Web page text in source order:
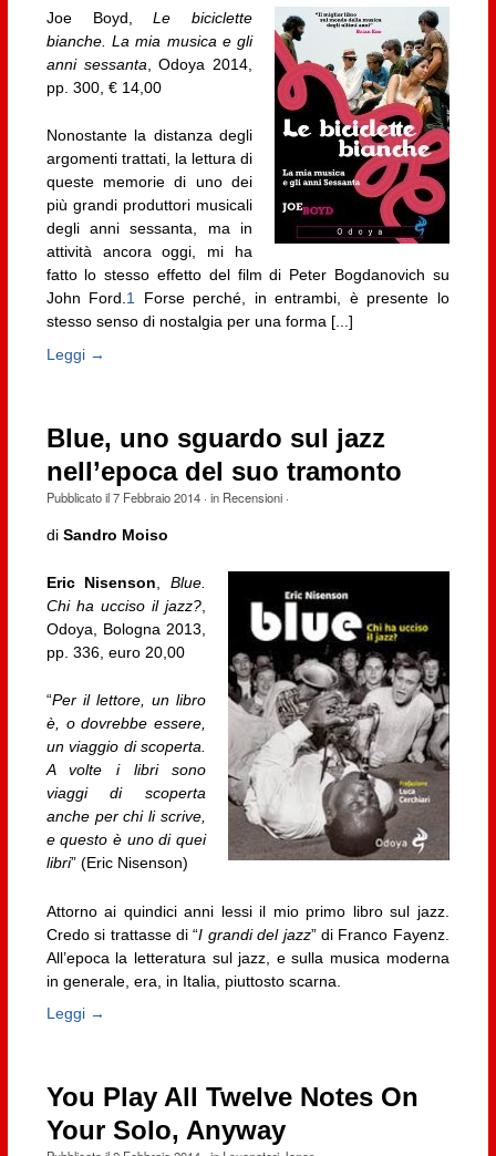
Joe Boyd,Le biciclette
bianche. La mia musica e gli
anni sessanta , Odoya 2014,
pp. 300, € 14,00
Nonostante la distanza degli
argomenti trattati, la lettura di
queste memorie di uno dei
più grandi produttori musicali
degli anni sessanta, ma in
attività ancora oggi, mi ha
fatto lo stesso effetto del film di Peter Bogdanovich su
John Ford.1 Forse perché, in entrambi, è presente lo
stesso senso di nostalgia per una forma [...]
Leggi →
Blue, uno sguardo sul jazz
nell’epoca del suo tramonto
Pubblicato il7 Febbraio 2014· in Recensioni·
di Sandro Moiso
Eric Nisenson ,Blue.
Chi ha ucciso il jazz?
Odoya, Bologna 2013,
pp. 336, euro 20,00
“Per il lettore, un libro
è, o dovrebbe essere,
un viaggio di scoperta.
A volte i libri sono
viaggi di scoperta
anche per chi li scrive,
e questo è uno di quei
libri” (Eric Nisenson)
Attorno ai quindici anni lessi il mio primo libro sul jazz.
Credo si trattasse di “I grandi del jazz” di Franco Fayenz.
All’epoca la letteratura sul jazz, e sulla musica moderna
in generale, era, in Italia, piuttosto scarna.
Leggi →
You Play All Twelve Notes On
Your Solo, Anyway